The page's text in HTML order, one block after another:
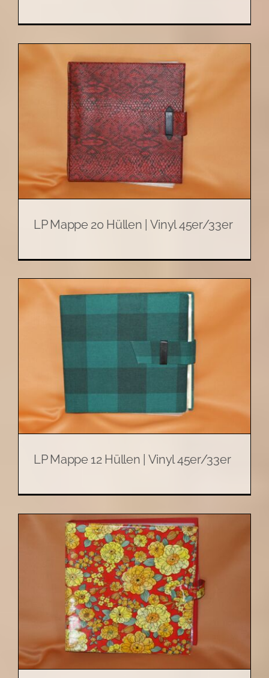
LP Mappe 20 Hüllen | Vinyl 45er/33er
LP Mappe 12 Hüllen | Vinyl 45er/33er